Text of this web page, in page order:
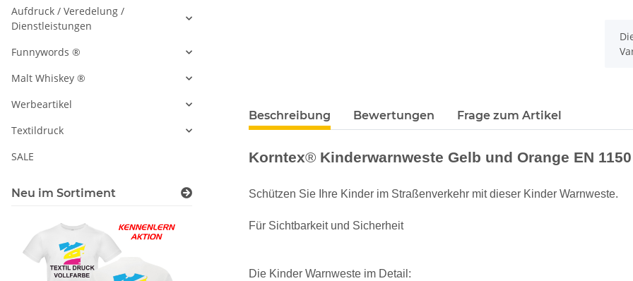
x
Beschreibung Bewertungen Frage zum Artikel
Korntex® Kinderwarnweste Gelb und Orange EN
Schützen Sie Ihre Kinder im Straßenverkehr mit dieser Kinder Warnweste.
Für Sichtbarkeit und Sicherheit
Die Kinder Warnweste im Detail:
Aufdruck / Veredelung /
Dienstleistungen
Funnywords ®
Malt Whiskey ®
Werbeartikel
Textildruck
SALE
Neu im Sortiment